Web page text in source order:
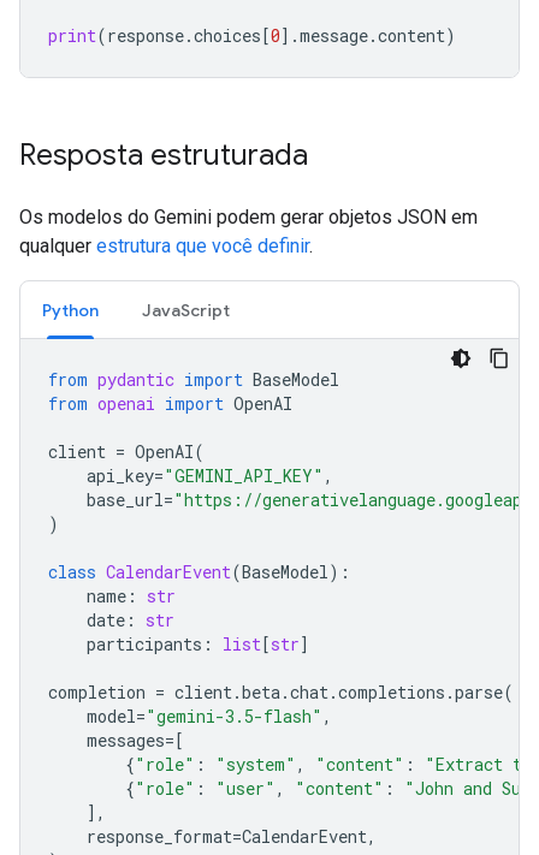
print(response.choices[0] .message.content)
Resposta estruturada
Os modelos do Gemini podem gerar objetos JSON em
qualquer estrutura que você definir.
Python JavaScript
from pydantic import BaseModel
from openai import OpenAI
client = OpenAI(
api_key="GEMINI_API_KEY" ,
base_url="https://
)
class CalendarEvent(BaseModel):
name :
str
date :
str
participants : list[str]
completion = client.beta.chat.completions .parse(
model="gemini-3.5-flash" ,
messages=[
{"role" : "system" , "content" :
"Extract
{"role" : "user" , "content" :
"John and
],
response_format=CalendarEvent,